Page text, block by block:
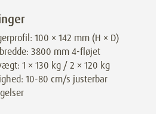
100 × 142 mm (H × D)
3800 mm 4-fløjet
1 × 130 kg / 2 × 120 kg
10-80 cm/s justerbar